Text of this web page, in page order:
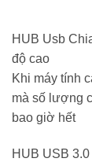
HUB Usb
độ cao
Khi máy tính
mà số lượng
bao giờ hết
HUB USB